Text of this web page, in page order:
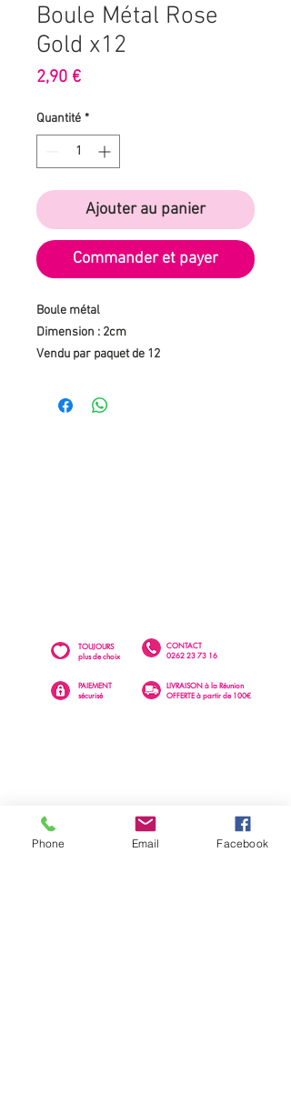
Boule Métal Rose
Gold x12
2,90 €Prix
Quantité *
Ajouter au panier
Commander et payer
Boule métal
Dimension : 2cm
Vendu par paquet de 12
CONTACT
0262 23 73 16
TOUJOURS
plus de choix
PAIEMENT
sécurisé
LIVRAISON à la Réunion
OFFERTE à partir de 100€
Phone Email Facebook